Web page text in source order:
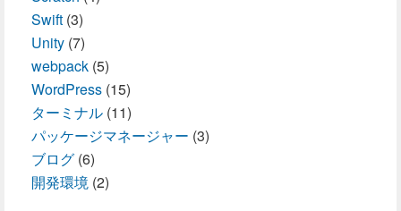
Swift (3)
Unity (7)
webpack (5)
WordPress (15)
ターミナル (11)
パッケージマネージャー (3)
ブログ (6)
開発環境 (2)